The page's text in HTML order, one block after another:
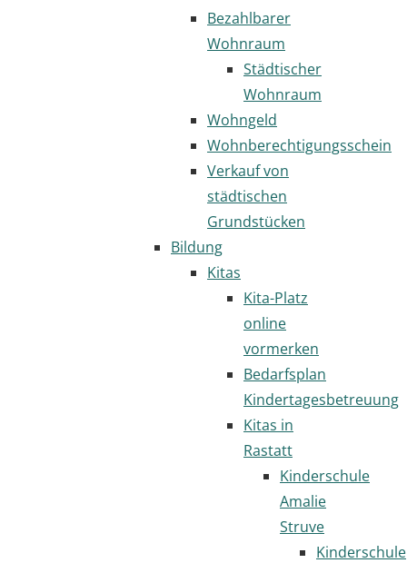
Bezahlbarer
Wohnraum
Städtischer
Wohnraum
Wohngeld
Wohnberechtigungsschein
Verkauf von
städtischen
Grundstücken
Bildung
Kitas
Kita-Platz
online
vormerken
Bedarfsplan
Kindertagesbetreuung
Kitas in
Rastatt
Kinderschule
Amalie
Struve
Kinderschule